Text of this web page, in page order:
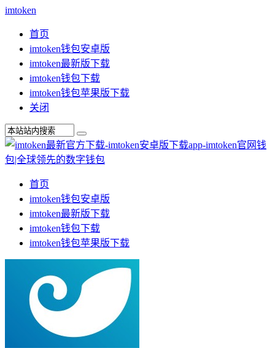
imtoken
首页
imtoken钱包安卓版
imtoken最新版下载
imtoken钱包下载
imtoken钱包苹果版下载
关闭
首页
imtoken钱包安卓版
imtoken最新版下载
imtoken钱包下载
imtoken钱包苹果版下载